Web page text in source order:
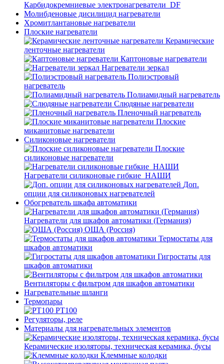
Карбидокремниевые электронагреватели_DF
Молибденовые дисилицид нагреватели
Хромитлантановые нагреватели
Плоские нагреватели
Керамические
ленточные нагреватели
Каптоновые нагреватели
Нагреватели зеркал
Полиэстровый
нагреватель
Полиамидный нагреватель
Слюдяные нагреватели
Пленочный нагреватель
Плоские
миканитовые нагреватели
Силиконовые нагреватели
Плоские
силиконовые нагреватели
Нагреватели силиконовые гибкие_НАШИ
Доп.
опции для силиконовых нагревателей
Обогреватель шкафа автоматики
Нагреватели для шкафов автоматики (Германия)
ОША (Россия)
Термостаты для
шкафов автоматики
Гигростаты для
шкафов автоматики
Вентиляторы с фильтром для шкафов автоматики
Нагревательные шланги
Термопары
PT100
Регуляторы, реле
Материалы для нагревательных элементов
Керамические изоляторы, техническая керамика, бусы
Клеммные колодки